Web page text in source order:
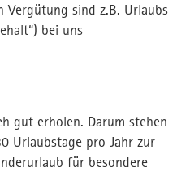
sind z.B. Urlaubs-
bei uns
gut erholen. Darum stehen
Urlaubstage pro Jahr zur
für besondere